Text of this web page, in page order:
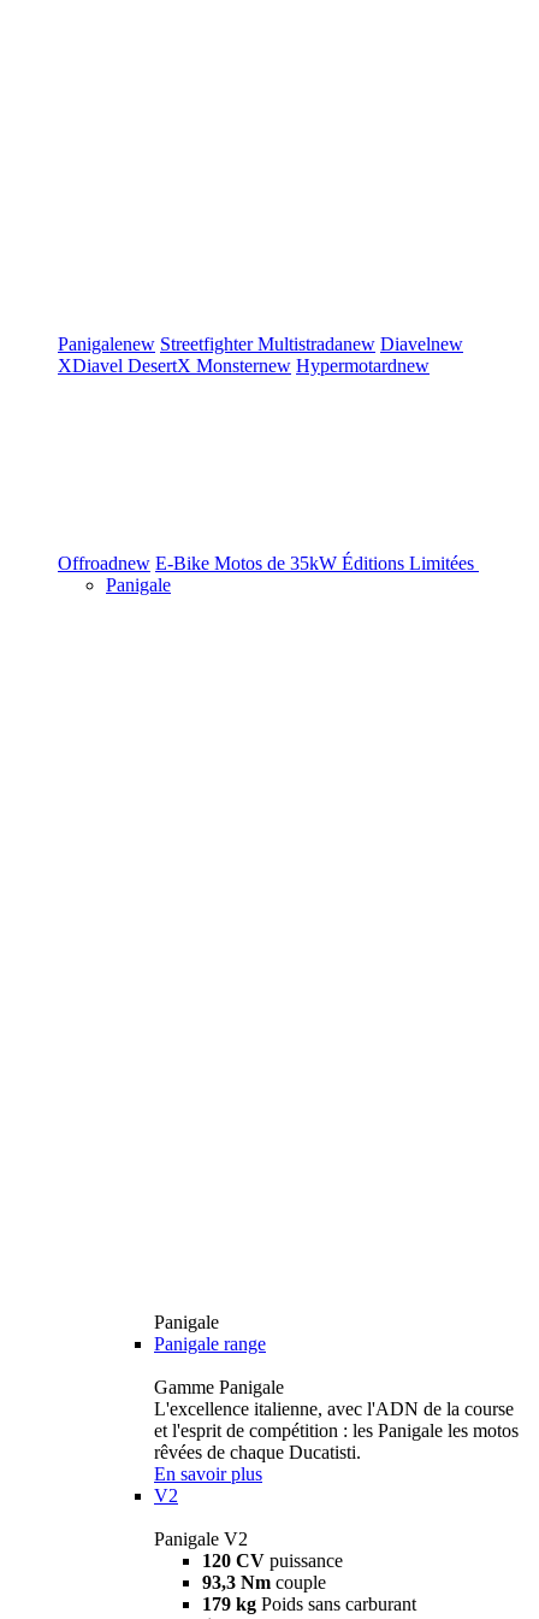
Panigalenew StreetfighterMultistradanew Diavelnew
XDiavel DesertX Monsternew Hypermotardnew
Offroadnew E-Bike Motos de 35kW Éditions Limitées
Panigale
Panigale
Panigale range
Gamme Panigale
L'excellence italienne, avec l'ADN de la course
et l'esprit de compétition : les Panigale les motos
rêvées de chaque Ducatisti.
En savoir plus
V2
Panigale V2
120 CV puissance
93,3 Nm couple
179 kg Poids sans carburant